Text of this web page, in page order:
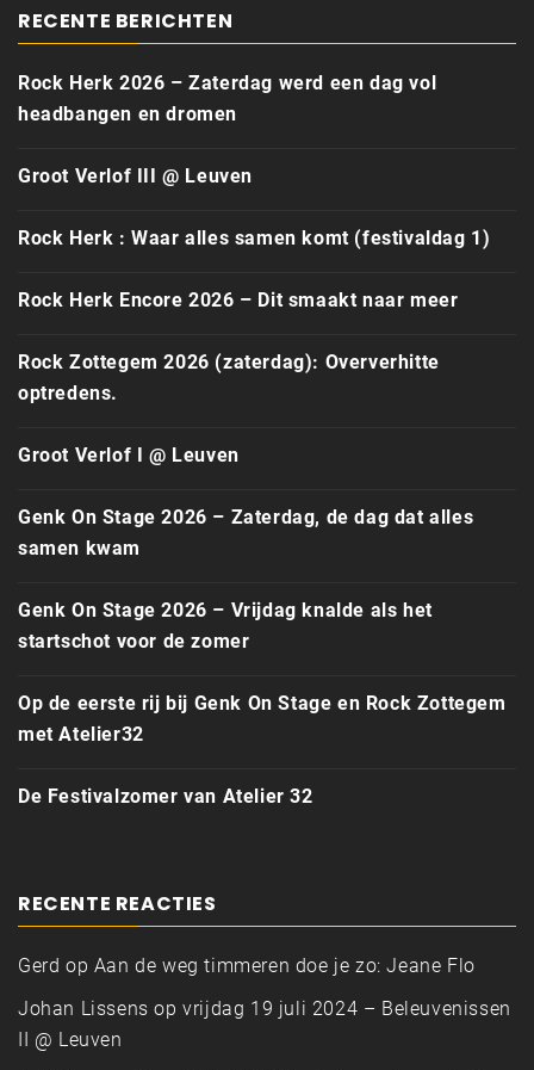
RECENTE BERICHTEN
Rock Herk 2026 – Zaterdag werd een dag vol
headbangen en dromen
Groot Verlof III @ Leuven
Rock Herk : Waar alles samen komt (festivaldag 1)
Rock Herk Encore 2026 – Dit smaakt naar meer
Rock Zottegem 2026 (zaterdag): Oververhitte
optredens.
Groot Verlof I @ Leuven
Genk On Stage 2026 – Zaterdag, de dag dat alles
samen kwam
Genk On Stage 2026 – Vrijdag knalde als het
startschot voor de zomer
Op de eerste rij bij Genk On Stage en Rock Zottegem
met Atelier32
De Festivalzomer van Atelier 32
RECENTE REACTIES
Gerd op Aan de weg timmeren doe je zo: Jeane Flo
Johan Lissens opvrijdag 19 juli 2024 – Beleuvenissen
II @ Leuven